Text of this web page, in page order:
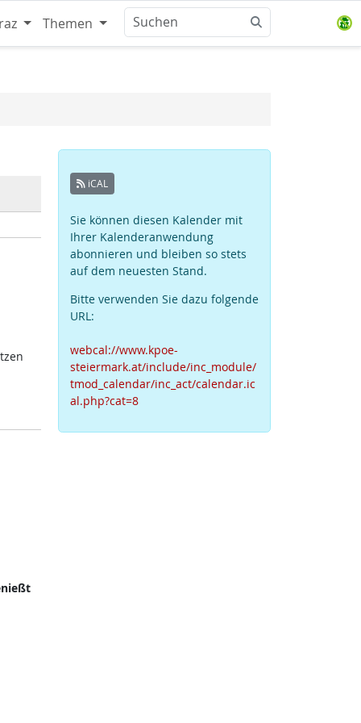
Themen
iCAL
Sie können diesen Kalender mit
Ihrer Kalenderanwendung
abonnieren und bleiben so stets
auf dem neuesten Stand.
Bitte verwenden Sie dazu folgende
URL:
webcal://www.kpoe-
steiermark.at/include/inc_module/
tmod_calendar/inc_act/calendar.ic
al.php?cat=8